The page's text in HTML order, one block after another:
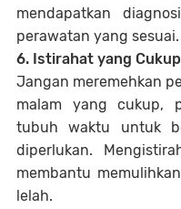
mendapatkan
perawatan yang sesuai.
6. Istirahat yang Cukup
Jangan meremehkan
malam yang cukup,
tubuh waktu untuk
diperlukan.
membantu
lelah.